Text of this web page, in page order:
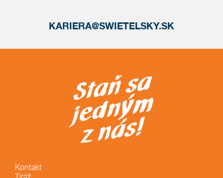
KARIERA@SWIETELSKY.SK
Kontakt